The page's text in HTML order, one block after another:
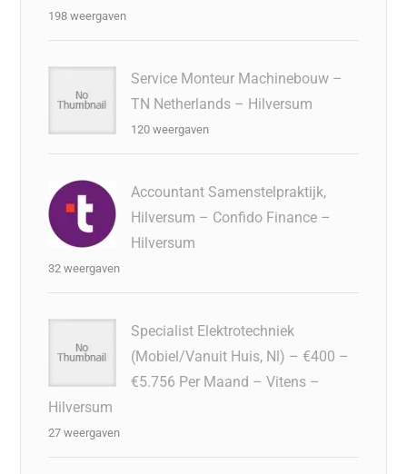
198 weergaven
Service Monteur Machinebouw –
TN Netherlands – Hilversum
120 weergaven
Accountant Samenstelpraktijk,
Hilversum – Confido Finance –
Hilversum
32 weergaven
Specialist Elektrotechniek
(Mobiel/Vanuit Huis, Nl) – €400 –
€5.756 Per Maand – Vitens –
Hilversum
27 weergaven